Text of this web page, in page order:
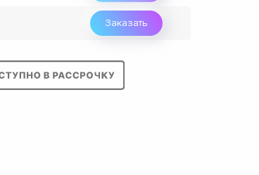
Заказать